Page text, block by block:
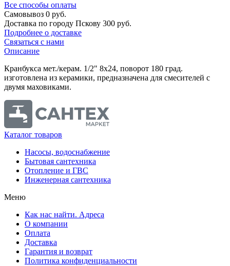
Все способы оплаты
Самовывоз 0 руб.
Доставка по городу Пскову 300 руб.
Подробнее о доставке
Связаться с нами
Описание
Кранбукса мет./керам. 1/2" 8х24, поворот 180 град.
изготовлена из керамики, предназначена для смесителей с
двумя маховиками.
Каталог товаров
Насосы, водоснабжение
Бытовая сантехника
Отопление и ГВС
Инженерная сантехника
Меню
Как нас найти. Адреса
О компании
Оплата
Доставка
Гарантия и возврат
Политика конфиденциальности